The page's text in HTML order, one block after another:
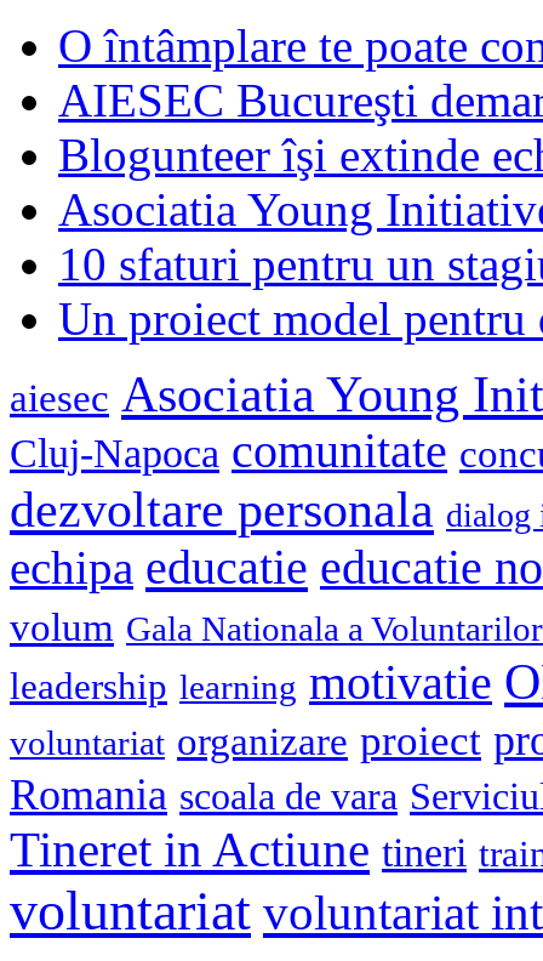
O întâmplare te poate
AIESEC Bucureşti
Blogunteer îşi extinde
Asociatia Young
10 sfaturi pentru un
Un proiect model
aiesec Asociatia Young
Cluj-Napoca comunitate
dezvoltare personala dialog
echipa educatie educatie
volum Gala Nationala a Voluntarilor
leadership learning motivatie
voluntariat organizare proiect
Romania scoala de vara
Tineret in Actiune tineri
voluntariat voluntariat